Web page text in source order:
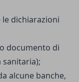
dichiarazioni
documento di
sanitaria);
alcune banche,